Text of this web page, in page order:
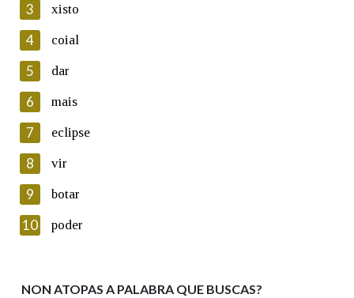
En cumprimento da normativa vixente en materia de
Protección de Datos de Carácter Persoal, a Real Academia
Galega informa a aqueles usuarios que faciliten o seu correo
electrónico, así como calquera outra información de carácter
persoal, que estes datos serán obxecto de tratamento
automatizado de carácter confidencial e incorporados aos seus
ficheiros informáticos. Así mesmo, os usuarios poderán exercer o
seu dereito de acceso, rectificación, oposición e cancelación dos
seus datos poñéndose en contacto connosco.
Lin e acepto as condicións da política de
Introduce o código que aparece na imaxe:
3 xisto
4 coial
5 dar
6 mais
7 eclipse
8 vir
9 botar
10 poder
NON ATOPAS A PALABRA QUE BUSCAS?